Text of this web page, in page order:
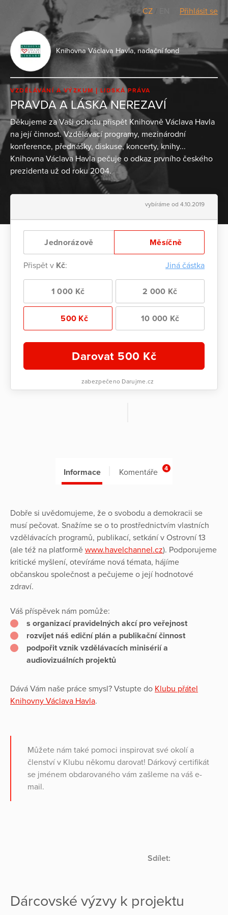
CZ Přihlásit se
Knihovna Václava Havla, nadační fond
VZDĚLÁVÁNÍ A VÝZKUM LIDSKÁ PRÁVA
PRAVDA A LÁSKA NEREZAVÍ
Děkujeme za Vaši ochotu přispět Knihovně Václava Havla
na její činnost. Vzdělávací programy, mezinárodní
konference, přednášky, diskuse, koncerty, knihy...
Knihovna Václava Havla pečuje o odkaz prvního českého
prezidenta už od roku 2004.
vybíráme od 4.10.2019
Jednorázově Měsíčně
Přispět v Kč: Jiná částka
1 000 Kč 2 000 Kč
500 Kč 10 000 Kč
Darovat 500 Kč
zabezpečeno Darujme.cz
Informace Komentáře 4
Dobře si uvědomujeme, že o svobodu a demokracii se
musí pečovat. Snažíme se o to prostřednictvím vlastních
vzdělávacích programů, publikací, setkání v Ostrovní 13
(ale též na platformě www.havelchannel.cz). Podporujeme
kritické myšlení, otevíráme nová témata, hájíme
občanskou společnost a pečujeme o její hodnotové
zdraví.
Váš příspěvek nám pomůže:
s organizací pravidelných akcí pro veřejnost
rozvíjet náš ediční plán a publikační činnost
podpořit vznik vzdělávacích minisérií a
audiovizuálních projektů
Dává Vám naše práce smysl? Vstupte do Klubu přátel
Knihovny Václava Havla.
Můžete nám také pomoci inspirovat své okolí a
členství v Klubu někomu darovat! Dárkový certifikát
se jménem obdarovaného vám zašleme na váš e-
mail.
Sdílet:
Dárcovské výzvy k projektu